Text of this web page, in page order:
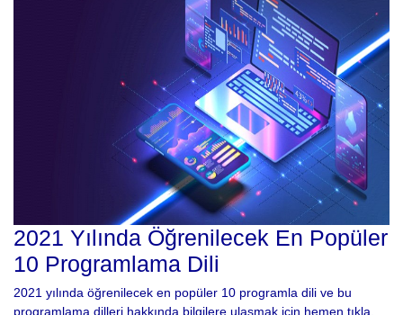
2021 Yılında Öğrenilecek En Popüler
10 Programlama Dili
2021 yılında öğrenilecek en popüler 10 programla dili ve bu
programlama dilleri hakkında bilgilere ulaşmak için hemen tıkla.